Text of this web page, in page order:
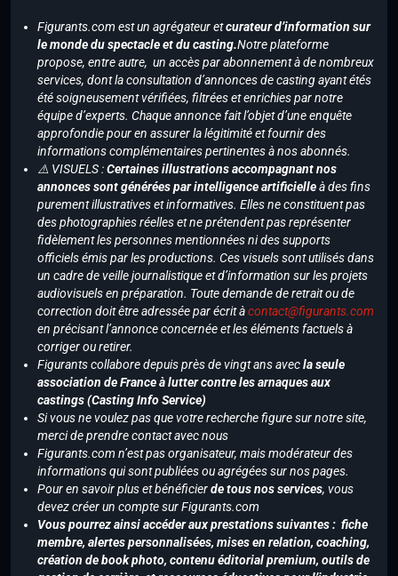
Figurants.com est un agrégateur etcurateur d’information sur
le monde du spectacle et du casting.Notre plateforme
propose, entre autre, un accès par abonnement à de nombreux
services, dont la consultation d’annonces de casting ayant étés
été soigneusement vérifiées, filtrées et enrichies par notre
équipe d’experts. Chaque annonce fait l’objet d’une enquête
approfondie pour en assurer la légitimité et fournir des
informations complémentaires pertinentes à nos abonnés.
⚠️ VISUELS :Certaines illustrations accompagnant nos
annonces sont générées par intelligence artificielleà des fins
purement illustratives et informatives. Elles ne constituent pas
des photographies réelles et ne prétendent pas représenter
fidèlement les personnes mentionnées ni des supports
officiels émis par les productions. Ces visuels sont utilisés dans
un cadre de veille journalistique et d’information sur les projets
audiovisuels en préparation. Toute demande de retrait ou de
correction doit être adressée par écrit àcontact@figurants.com
en précisant l’annonce concernée et les éléments factuels à
corriger ou retirer.
Figurants collabore depuis près de vingt ans avecla seule
association de France à lutter contre les arnaques aux
castings (Casting Info Service)
Si vous ne voulez pas que votre recherche figure sur notre site,
merci de prendre contact avec nous
Figurants.com n’est pas organisateur, mais modérateur des
informations qui sont publiées ou agrégées sur nos pages.
Pour en savoir plus et bénéficierde tous nos services, vous
devez créer un compte sur Figurants.com
Vous pourrez ainsi accéder aux prestations suivantes : fiche
membre, alertes personnalisées, mises en relation, coaching,
création de book photo, contenu éditorial premium, outils de